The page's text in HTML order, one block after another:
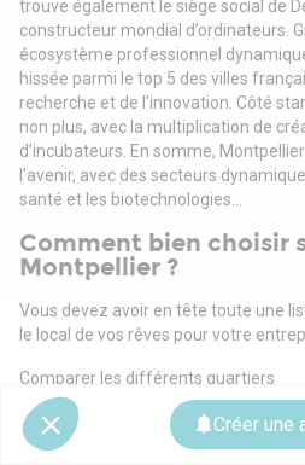
Créer une
trouve également le siège social de
constructeur mondial d’ordinateurs.
écosystème professionnel
hissée parmi le top 5 des villes
recherche et de l’innovation. Côté
non plus, avec la multiplication de
d’incubateurs. En somme,
l’avenir, avec des secteurs
santé et les biotechnologies…
Comment bien choisir
Montpellier ?
Vous devez avoir en tête toute une
le local de vos rêves pour votre
Comparer les différents quartiers
L’endroit où vous décidez de
évidemment stratégique. Pourquoi ?